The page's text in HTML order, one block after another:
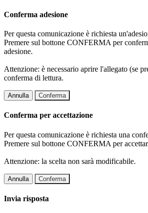
Conferma adesione
Per questa comunicazione è richiesta
Premere sul bottone CONFERMA per
adesione.
Attenzione: è necessario aprire l'allegato (se
conferma di lettura.
Annulla Conferma
Conferma per accettazione
Per questa comunicazione è richiesta una
Premere sul bottone CONFERMA per
Attenzione: la scelta non sarà modificabile.
Annulla Conferma
Invia risposta